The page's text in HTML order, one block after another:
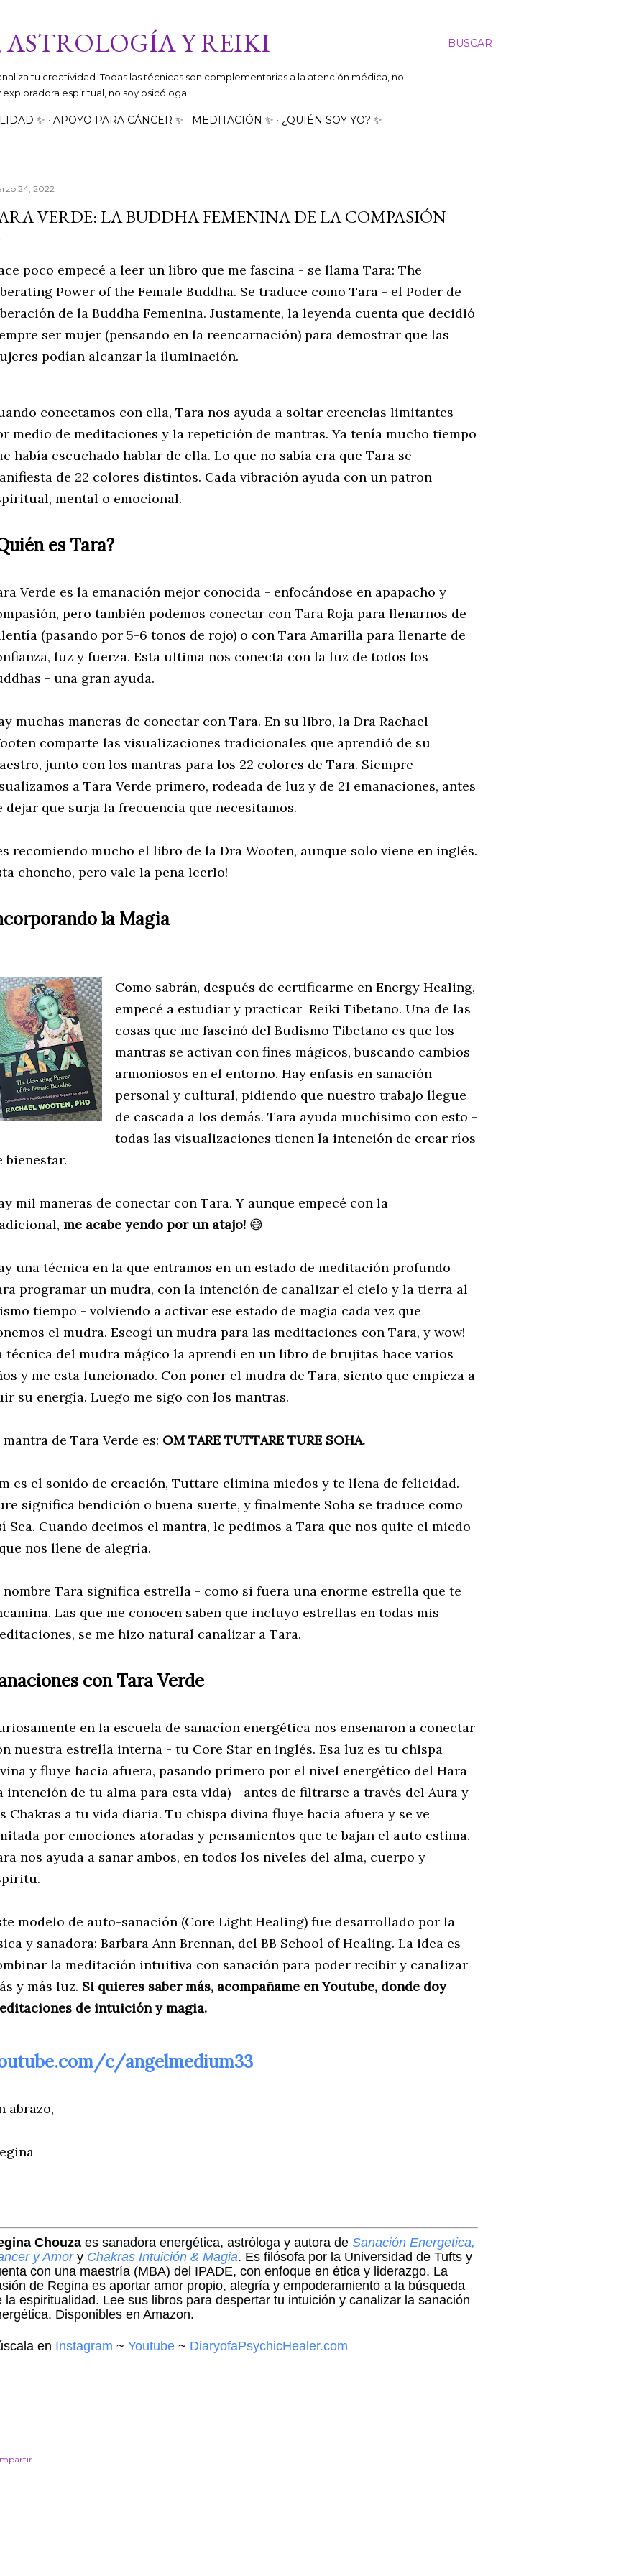
BUSCAR
ASTROLOGÍA Y REIKI
tu creatividad. Todas las técnicas son complementarias a la atención médica, no
espiritual, no soy psicóloga.
✨ APOYO PARA CÁNCER ✨ MEDITACIÓN ✨ ¿QUIÉN SOY YO? ✨
24, 2022
VERDE: LA BUDDHA FEMENINA DE LA COMPASIÓN
poco empecé a leer un libro que me fascina - se llama Tara: The
Power of the Female Buddha. Se traduce como Tara - el Poder de
de la Buddha Femenina. Justamente, la leyenda cuenta que decidió
ser mujer (pensando en la reencarnación) para demostrar que las
podían alcanzar la iluminación.
conectamos con ella, Tara nos ayuda a soltar creencias limitantes
medio de meditaciones y la repetición de mantras. Ya tenía mucho tiempo
había escuchado hablar de ella. Lo que no sabía era que Tara se
de 22 colores distintos. Cada vibración ayuda con un patron
mental o emocional.
es Tara?
Verde es la emanación mejor conocida - enfocándose en apapacho y
pero también podemos conectar con Tara Roja para llenarnos de
(pasando por 5-6 tonos de rojo) o con Tara Amarilla para llenarte de
luz y fuerza. Esta ultima nos conecta con la luz de todos los
- una gran ayuda.
muchas maneras de conectar con Tara. En su libro, la Dra Rachael
comparte las visualizaciones tradicionales que aprendió de su
junto con los mantras para los 22 colores de Tara. Siempre
a Tara Verde primero, rodeada de luz y de 21 emanaciones, antes
dejar que surja la frecuencia que necesitamos.
recomiendo mucho el libro de la Dra Wooten, aunque solo viene en inglés.
choncho, pero vale la pena leerlo!
la Magia
Como sabrán, después de certificarme en Energy Healing,
empecé a estudiar y practicar Reiki Tibetano. Una de las
cosas que me fascinó del Budismo Tibetano es que los
mantras se activan con fines mágicos, buscando cambios
armoniosos en el entorno. Hay enfasis en sanación
personal y cultural, pidiendo que nuestro trabajo llegue
de cascada a los demás. Tara ayuda muchísimo con esto -
todas las visualizaciones tienen la intención de crear ríos
bienestar.
mil maneras de conectar con Tara. Y aunque empecé con la
me acabe yendo por un atajo! 😅
una técnica en la que entramos en un estado de meditación profundo
programar un mudra, con la intención de canalizar el cielo y la tierra al
tiempo - volviendo a activar ese estado de magia cada vez que
el mudra. Escogí un mudra para las meditaciones con Tara, y wow!
técnica del mudra mágico la aprendi en un libro de brujitas hace varios
y me esta funcionado. Con poner el mudra de Tara, siento que empieza a
su energía. Luego me sigo con los mantras.
mantra de Tara Verde es: OM TARE TUTTARE TURE SOHA.
es el sonido de creación, Tuttare elimina miedos y te llena de felicidad.
significa bendición o buena suerte, y finalmente Soha se traduce como
Sea. Cuando decimos el mantra, le pedimos a Tara que nos quite el miedo
nos llene de alegría.
nombre Tara significa estrella - como si fuera una enorme estrella que te
Las que me conocen saben que incluyo estrellas en todas mis
se me hizo natural canalizar a Tara.
con Tara Verde
en la escuela de sanacíon energética nos ensenaron a conectar
nuestra estrella interna - tu Core Star en inglés. Esa luz es tu chispa
y fluye hacia afuera, pasando primero por el nivel energético del Hara
intención de tu alma para esta vida) - antes de filtrarse a través del Aura y
Chakras a tu vida diaria. Tu chispa divina fluye hacia afuera y se ve
por emociones atoradas y pensamientos que te bajan el auto estima.
nos ayuda a sanar ambos, en todos los niveles del alma, cuerpo y
modelo de auto-sanación (Core Light Healing) fue desarrollado por la
y sanadora: Barbara Ann Brennan, del BB School of Healing. La idea es
la meditación intuitiva con sanación para poder recibir y canalizar
y más luz. Si quieres saber más, acompañame en Youtube, donde doy
de intuición y magia.
c/angelmedium33
abrazo,
Chouza es sanadora energética, astróloga y autora de Sanación Energetica,
y Amory Chakras Intuición & Magia. Es filósofa por la Universidad de Tufts y
con una maestría (MBA) del IPADE, con enfoque en ética y liderazgo. La
de Regina es aportar amor propio, alegría y empoderamiento a la búsqueda
la espiritualidad. Lee sus libros para despertar tu intuición y canalizar la sanación
Disponibles en Amazon.
en Instagram ~ Youtube ~ DiaryofaPsychicHealer.com